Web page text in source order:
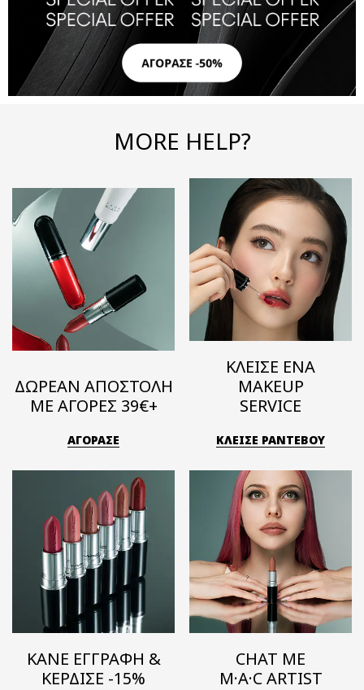
MORE HELP?
ΔΩΡΕΑΝ ΑΠΟΣΤΟΛΗ
ΜΕ ΑΓΟΡΕΣ 39€+
ΑΓΟΡΑΣΕ
ΚΛΕΙΣΕ ΕΝΑ
MAKEUP
SERVICE
ΚΛΕΙΣΕ ΡΑΝΤΕΒΟΥ
ΚΑΝΕ ΕΓΓΡΑΦΗ &
ΚΕΡΔΙΣΕ -15%
CHAT ΜΕ
M·A·C ARTIST